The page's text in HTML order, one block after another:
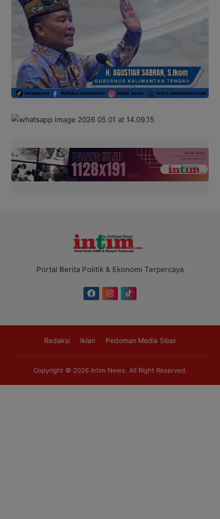
Portal Berita Politik & Ekonomi Terpercaya
Redaksi Iklan Pedoman Media Siber
Copyright © 2026 Intim News. All Right Reserved.